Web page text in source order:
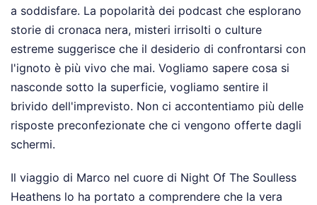
a soddisfare. La popolarità dei podcast che esplorano
storie di cronaca nera, misteri irrisolti o culture
estreme suggerisce che il desiderio di confrontarsi con
l'ignoto è più vivo che mai. Vogliamo sapere cosa si
nasconde sotto la superficie, vogliamo sentire il
brivido dell'imprevisto. Non ci accontentiamo più delle
risposte preconfezionate che ci vengono offerte dagli
schermi.
Il viaggio di Marco nel cuore di Night Of The Soulless
Heathens lo ha portato a comprendere che la vera